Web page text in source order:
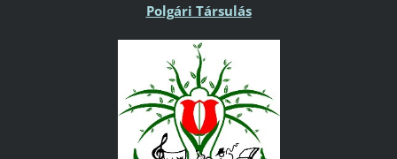
Polgári Társulás